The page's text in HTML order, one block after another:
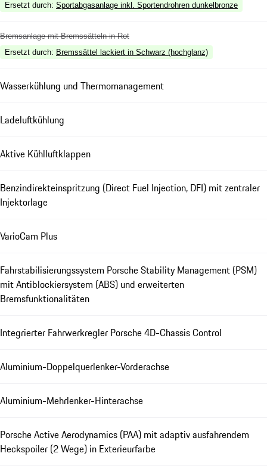
Ersetzt durch: Sportabgasanlage inkl. Sportendrohren dunkelbronze
Bremsanlage mit Bremssätteln in Rot
Ersetzt durch: Bremssättel lackiert in Schwarz (hochglanz)
Wasserkühlung und Thermomanagement
Ladeluftkühlung
Aktive Kühlluftklappen
Benzindirekteinspritzung (Direct Fuel Injection, DFI) mit zentraler
Injektorlage
VarioCam Plus
Fahrstabilisierungssystem Porsche Stability Management (PSM)
mit Antiblockiersystem (ABS) und erweiterten
Bremsfunktionalitäten
Integrierter Fahrwerkregler Porsche 4D-Chassis Control
Aluminium-Doppelquerlenker-Vorderachse
Aluminium-Mehrlenker-Hinterachse
Porsche Active Aerodynamics (PAA) mit adaptiv ausfahrendem
Heckspoiler (2 Wege) in Exterieurfarbe